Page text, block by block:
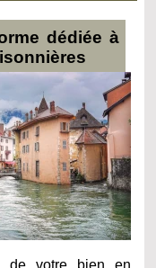
dédiée à
de votre bien en